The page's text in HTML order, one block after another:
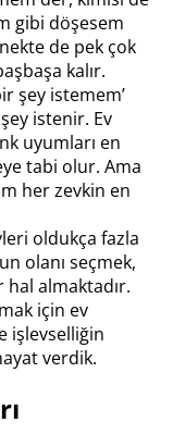
gibi döşesem
de pek çok
kalır.
şey istemem’
istenir. Ev
uyumları en
tabi olur. Ama
her zevkin en
oldukça fazla
olanı seçmek,
almaktadır.
için ev
işlevselliğin
verdik.